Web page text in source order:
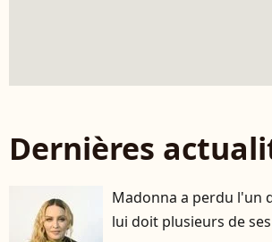
Dernières
Madonna a perdu l'un
lui doit plusieurs de